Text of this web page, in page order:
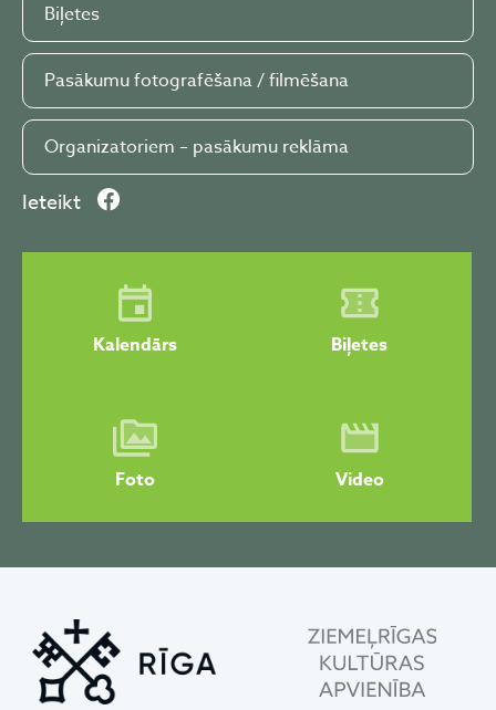
Biļetes
Pasākumu fotografēšana / filmēšana
Organizatoriem – pasākumu reklāma
Ieteikt
Kalendārs Biļetes
Foto Video